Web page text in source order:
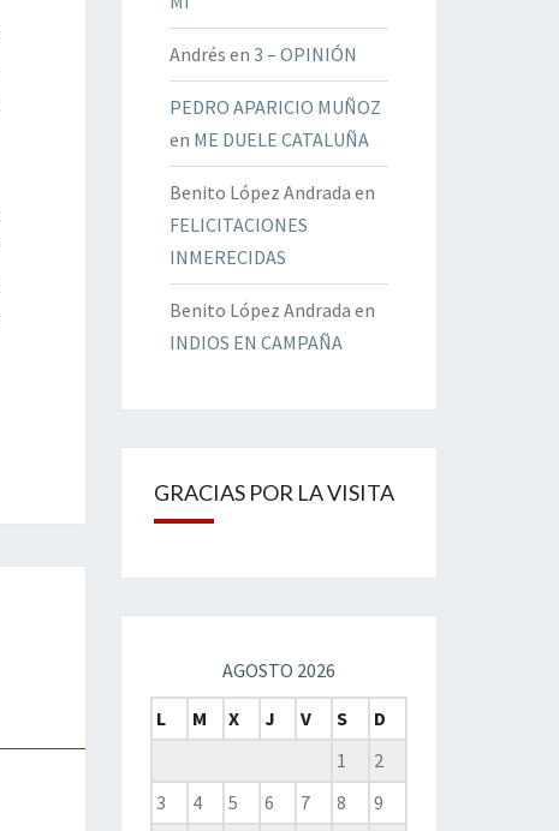
Andrés en 3 – OPINIÓN
PEDRO APARICIO MUÑOZ
en ME DUELE CATALUÑA
Benito López Andrada en
FELICITACIONES
INMERECIDAS
Benito López Andrada en
INDIOS EN CAMPAÑA
GRACIAS POR LA VISITA
AGOSTO 2026
L
M X J V S
D
1
2
3
4 5 6 7 8
9